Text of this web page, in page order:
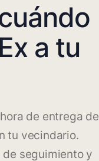
a tu
de entrega de
tu vecindario.
seguimiento y